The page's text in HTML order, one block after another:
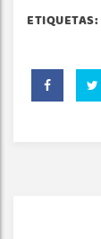
ETIQUETAS: